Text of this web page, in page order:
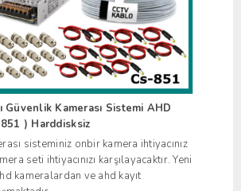
Güvenlik Kamerası Sistemi AHD
) Harddisksiz
sisteminiz onbir kamera ihtiyacınız
seti ihtiyacınızı karşılayacaktır. Yeni
kameralardan ve ahd kayıt